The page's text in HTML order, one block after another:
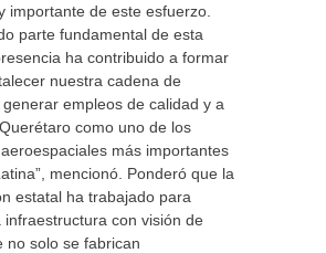
importante de este esfuerzo.
parte fundamental de esta
ha contribuido a formar
nuestra cadena de
empleos de calidad y a
como uno de los
más importantes
mencionó. Ponderó que la
estatal ha trabajado para
infraestructura con visión de
no solo se fabrican